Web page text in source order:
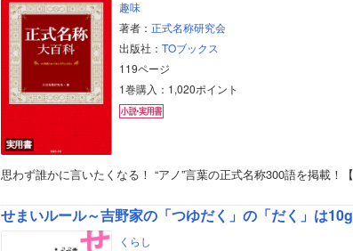
実用書
趣味
著者： 正式名称研究会
出版社： TOブックス
119ページ
1巻購入：1,020ポイント
思わず誰かに言いたくなる！ “アノ”言葉の正式名称300語を掲載！
せまいルール～吉野家の「つゆだく」の「だく」は
くらし